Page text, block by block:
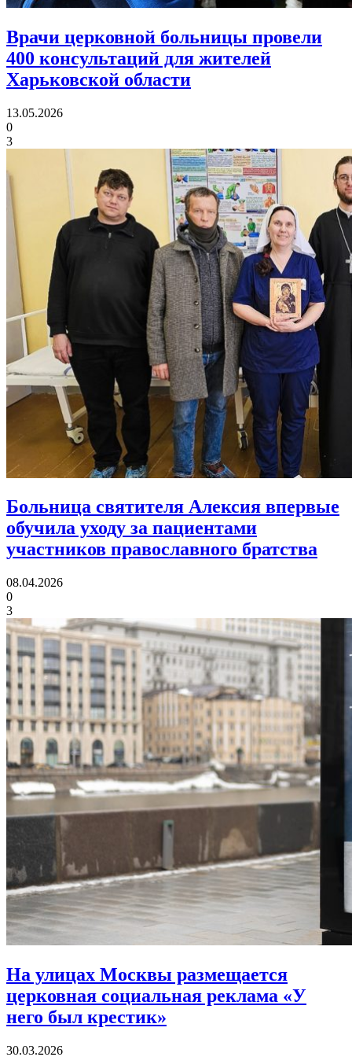
Врачи церковной больницы провели
400 консультаций для жителей
Харьковской области
13.05.2026
0
3
Больница святителя Алексия впервые
обучила уходу за пациентами
участников православного братства
08.04.2026
0
3
На улицах Москвы размещается
церковная социальная реклама «У
него был крестик»
30.03.2026